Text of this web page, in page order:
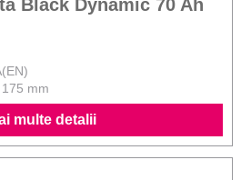
Black Dynamic 70 Ah
mm
multe detalii